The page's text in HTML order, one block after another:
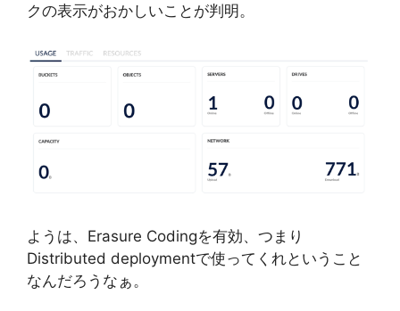
クの表示がおかしいことが判明。
ようは、Erasure Codingを有効、つまり
Distributed deploymentで使ってくれということ
なんだろうなぁ。